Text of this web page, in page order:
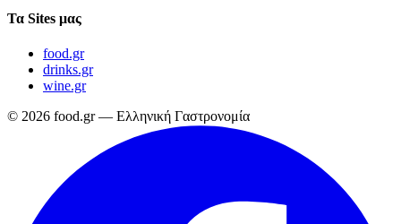
Τα Sites μας
food.gr
drinks.gr
wine.gr
© 2026 food.gr — Ελληνική Γαστρονομία